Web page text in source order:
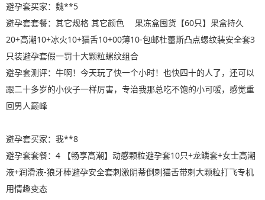
避孕套买家：魏**5
避孕套套餐：其它规格 其它颜色 果冻盒囤货【60只】果盒持久
20+高潮10+冰火10+猫舌10+00薄10-包邮杜蕾斯凸点螺纹装安全套3
只装避孕套假一罚十大颗粒螺纹组合
避孕套测评：牛啊！今天玩了快一个小时！也快四十的人了，还可以
跟二十多岁的小伙子一样厉害，专治我那总吃不饱的小可嗳，感觉重
回男人巅峰
避孕套买家：我**8
避孕套套餐：4 【畅享高潮】动感颗粒避孕套10只+龙鳞套+女士高潮
液+润滑液-狼牙棒避孕安全套刺激阴蒂倒刺猫舌带刺大颗粒打飞专机
用情趣变态